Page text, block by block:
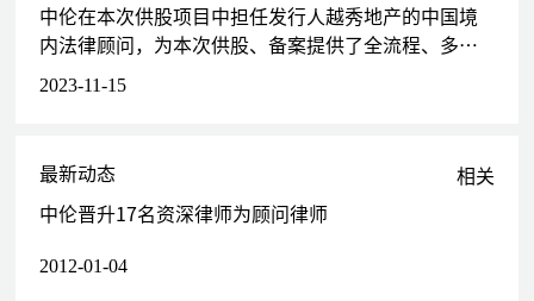
券、ABS、ABN发行项目提供法律服务
常年法律顾问领域
中伦在本次供股项目中担任发行人越秀地产的中国境
内法律顾问，为本次供股、备案提供了全流程、多维
2023-11-15
最新动态 相关
中伦晋升17名资深律师为顾问律师
2012-01-04